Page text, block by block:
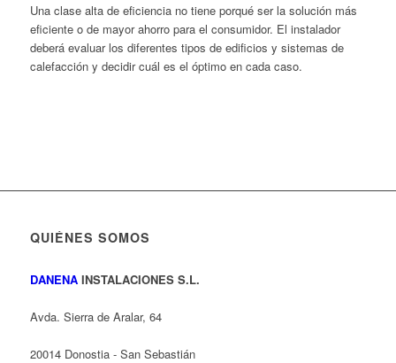
Una clase alta de eficiencia no tiene porqué ser la solución más
eficiente o de mayor ahorro para el consumidor. El instalador
deberá evaluar los diferentes tipos de edificios y sistemas de
calefacción y decidir cuál es el óptimo en cada caso.
QUIÉNES SOMOS
DANENAINSTALACIONES S.L.
Avda. Sierra de Aralar, 64
20014 Donostia - San Sebastián